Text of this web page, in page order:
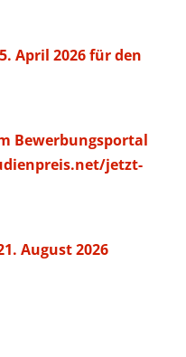
April 2026 für den
Bewerbungsportal
jetzt-
August 2026